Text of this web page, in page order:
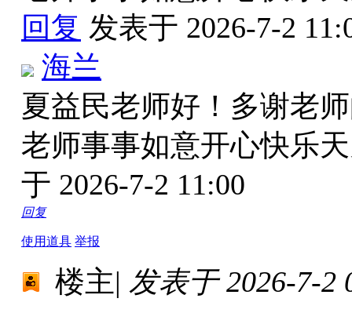
回复 发表于 2026-7-2
海兰
夏益民老师好！多谢老
老师事事如意开心快乐
于 2026-7-2 11:00
回复
使用道具 举报
楼主| 发表于 2026-7-2